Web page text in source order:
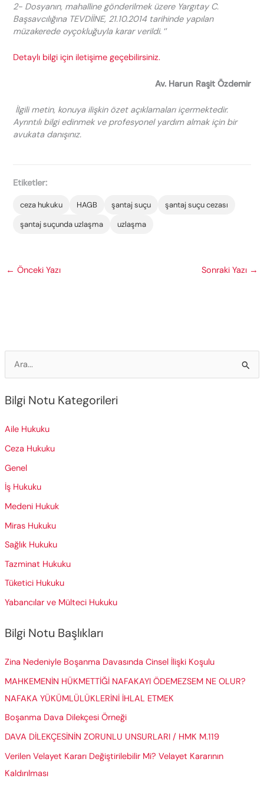
2- Dosyanın, mahalline gönderilmek üzere Yargıtay C.
Başsavcılığına TEVDİİNE, 21.10.2014 tarihinde yapılan
müzakerede oyçokluğuyla karar verildi. ‘’
Detaylı bilgi için iletişime geçebilirsiniz.
Av. Harun Raşit Özdemir
İlgili metin, konuya ilişkin özet açıklamaları içermektedir.
Ayrıntılı bilgi edinmek ve profesyonel yardım almak için bir
avukata danışınız.
Etiketler:
ceza hukuku HAGB şantaj suçu
şantaj suçu cezası
şantaj suçunda uzlaşma
uzlaşma
← Önceki Yazı Sonraki Yazı →
e
c
h
:
Bilgi Notu Kategorileri
Aile Hukuku
Ceza Hukuku
Genel
İş Hukuku
Medeni Hukuk
Miras Hukuku
Sağlık Hukuku
Tazminat Hukuku
Tüketici Hukuku
Yabancılar ve Mülteci Hukuku
Bilgi Notu Başlıkları
Zina Nedeniyle Boşanma Davasında Cinsel İlişki Koşulu
MAHKEMENİN HÜKMETTİĞİ NAFAKAYI ÖDEMEZSEM NE OLUR?
NAFAKA YÜKÜMLÜLÜKLERİNİ İHLAL ETMEK
Boşanma Dava Dilekçesi Örneği
DAVA DİLEKÇESİNİN ZORUNLU UNSURLARI / HMK M.119
Verilen Velayet Kararı Değiştirilebilir Mi? Velayet Kararının
Kaldırılması